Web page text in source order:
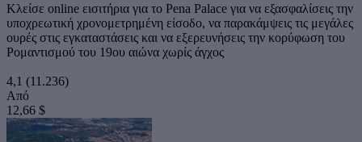
Κλείσε online εισιτήρια για το Pena Palace για να εξασφαλίσεις την
υποχρεωτική χρονομετρημένη είσοδο, να παρακάμψεις τις μεγάλες
ουρές στις εγκαταστάσεις και να εξερευνήσεις την κορύφωση του
Ρομαντισμού του 19ου αιώνα χωρίς άγχος
4,1 (11.236)
Από
12,66 $